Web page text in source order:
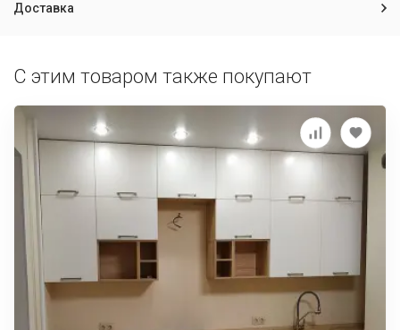
Доставка
С этим товаром также покупают